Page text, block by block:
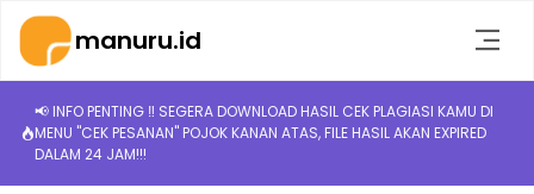
manuru.id
📢 INFO PENTING ‼️ SEGERA DOWNLOAD HASIL CEK PLAGIASI KAMU DI
MENU "CEK PESANAN" POJOK KANAN ATAS, FILE HASIL AKAN EXPIRED
DALAM 24 JAM!!!